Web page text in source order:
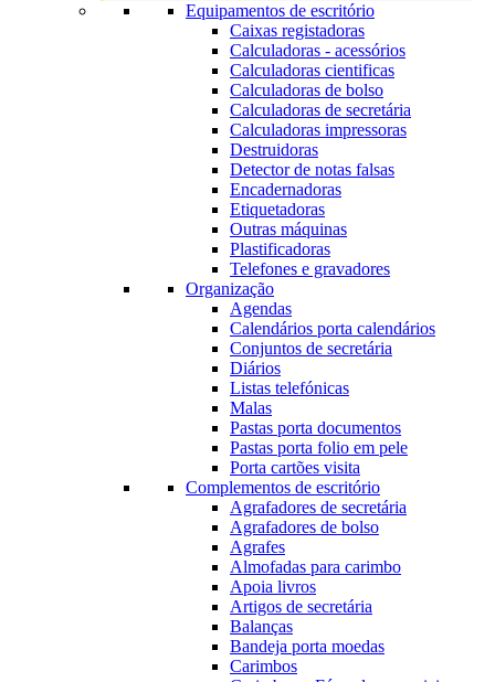
Equipamentos de escritório
Caixas registadoras
Calculadoras - acessórios
Calculadoras cientificas
Calculadoras de bolso
Calculadoras de secretária
Calculadoras impressoras
Destruidoras
Detector de notas falsas
Encadernadoras
Etiquetadoras
Outras máquinas
Plastificadoras
Telefones e gravadores
Organização
Agendas
Calendários porta calendários
Conjuntos de secretária
Diários
Listas telefónicas
Malas
Pastas porta documentos
Pastas porta folio em pele
Porta cartões visita
Complementos de escritório
Agrafadores de secretária
Agrafadores de bolso
Agrafes
Almofadas para carimbo
Apoia livros
Artigos de secretária
Balanças
Bandeja porta moedas
Carimbos